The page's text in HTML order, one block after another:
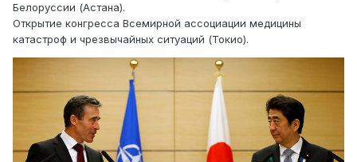
Белоруссии (Астана).
Открытие конгресса Всемирной ассоциации медицины
катастроф и чрезвычайных ситуаций (Токио).